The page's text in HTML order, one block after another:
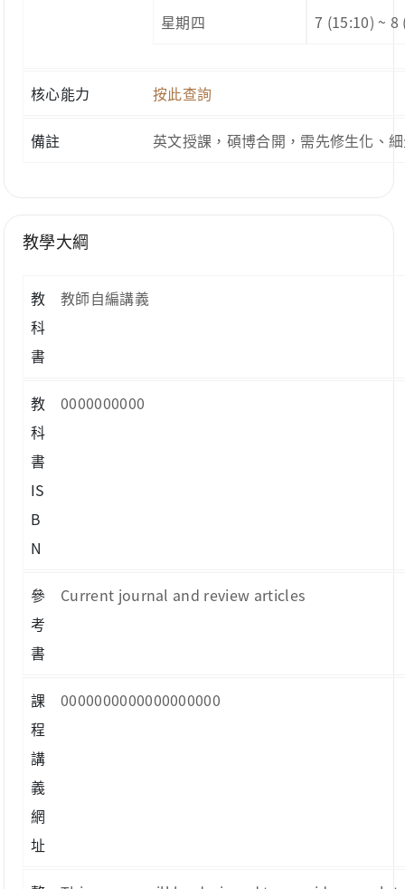
星期四 7 (15:10) ~ 8
核心能力 按此查詢
備註 英文授課，碩博合開，需先修生化、
教學大綱
教
科
書
教師自編講義
教
科
書
IS
B
N
0000000000
參
考
書
Current journal and review articles
課
程
講
義
網
址
0000000000000000000